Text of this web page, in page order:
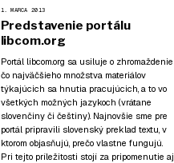
1. MARCA 2013
Predstavenie portálu
libcom.org
Portál libcom.org sa usiluje o zhromaždenie
čo najväčšieho množstva materiálov
týkajúcich sa hnutia pracujúcich, a to vo
všetkých možných jazykoch (vrátane
slovenčiny či češtiny). Najnovšie sme pre
portál pripravili slovenský preklad textu, v
ktorom objasňujú, prečo vlastne fungujú.
Pri tejto príležitosti stojí za pripomenutie aj